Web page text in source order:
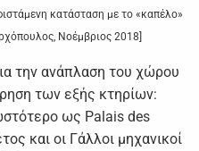
κατάσταση με το «καπέλο»
Νοέμβριος 2018]
την ανάπλαση του χώρου
των εξής κτηρίων:
ως Palais des
και οι Γάλλοι μηχανικοί